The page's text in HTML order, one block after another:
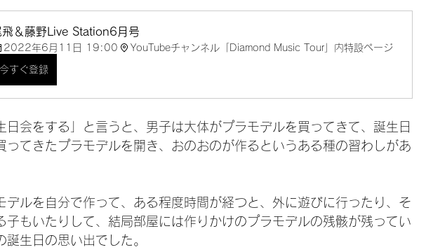
飛＆藤野Live Station6月号
2022年6月11日 19:00 YouTubeチャンネル「Diamond Music Tour」内特設ページ
今すぐ登録
日会をする」と言うと、男子は大体がプラモデルを買ってきて、誕生日
ってきたプラモデルを開き、おのおのが作るというある種の習わしがあ
デルを自分で作って、ある程度時間が経つと、外に遊びに行ったり、そ
子もいたりして、結局部屋には作りかけのプラモデルの残骸が残ってい
生日の思い出でした。